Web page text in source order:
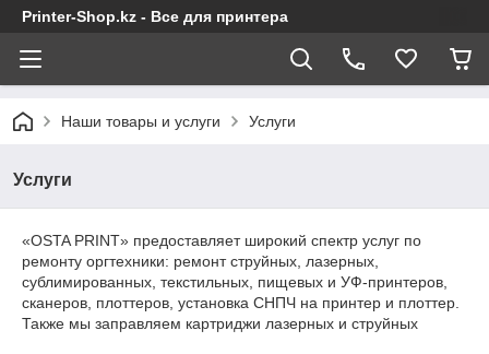
Printer-Shop.kz - Все для принтера
Наши товары и услуги Услуги
Услуги
«OSTA PRINT» предоставляет широкий спектр услуг по
ремонту оргтехники: ремонт струйных, лазерных,
сублимированных, текстильных, пищевых и УФ-принтеров,
сканеров, плоттеров, установка СНПЧ на принтер и плоттер.
Также мы заправляем картриджи лазерных и струйных